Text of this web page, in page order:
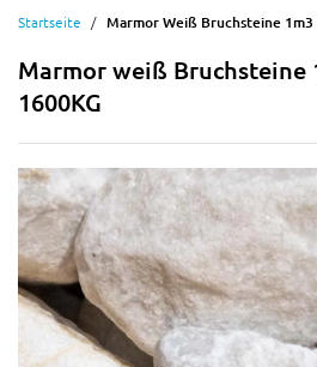
Startseite Marmor Weiß Bruchsteine 1m3
Marmor weiß Bruchsteine
1600KG